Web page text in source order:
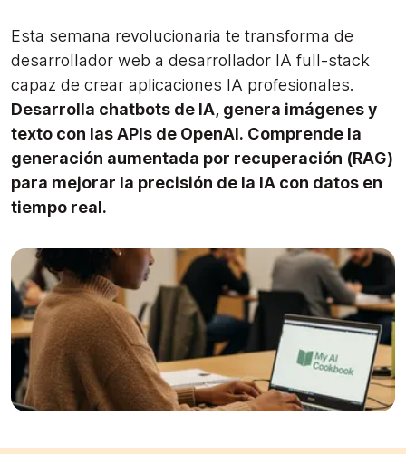
Esta semana revolucionaria te transforma de
desarrollador web a desarrollador IA full-stack
capaz de crear aplicaciones IA profesionales.
Desarrolla chatbots de IA, genera imágenes y
texto con las APIs de OpenAI. Comprende la
generación aumentada por recuperación (RAG)
para mejorar la precisión de la IA con datos en
tiempo real.